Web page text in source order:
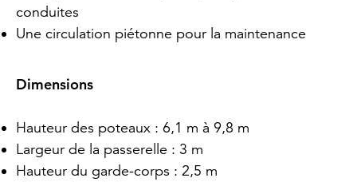
conduites
Une circulation piétonne pour la maintenance
Dimensions
Hauteur des poteaux : 6,1 m à 9,8 m
Largeur de la passerelle : 3 m
Hauteur du garde-corps : 2,5 m